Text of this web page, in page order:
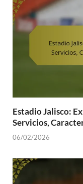
Estadio Jalisco:
Servicios,
06/02/2026